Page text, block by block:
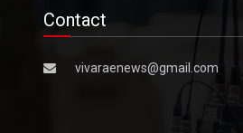
Contact
vivaraenews@gmail.com